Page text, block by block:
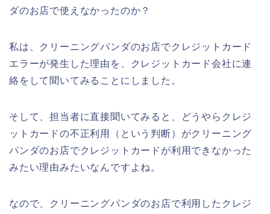
ダのお店で使えなかったのか？
私は、クリーニングパンダのお店でクレジットカード
エラーが発生した理由を、クレジットカード会社に連
絡をして聞いてみることにしました。
そして、担当者に直接聞いてみると、どうやらクレジ
ットカードの不正利用（という判断）がクリーニング
パンダのお店でクレジットカードが利用できなかった
みたい理由みたいなんですよね。
なので、クリーニングパンダのお店で利用したクレジ